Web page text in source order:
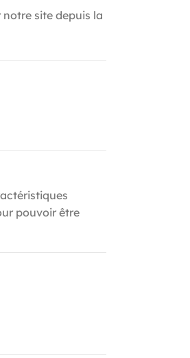
site depuis la
pouvoir être